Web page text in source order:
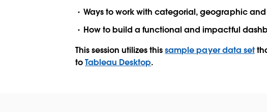
Ways to work with categorial, geographic
How to build a functional and impactful
This session utilizes thissample payer data set
toTableau Desktop.